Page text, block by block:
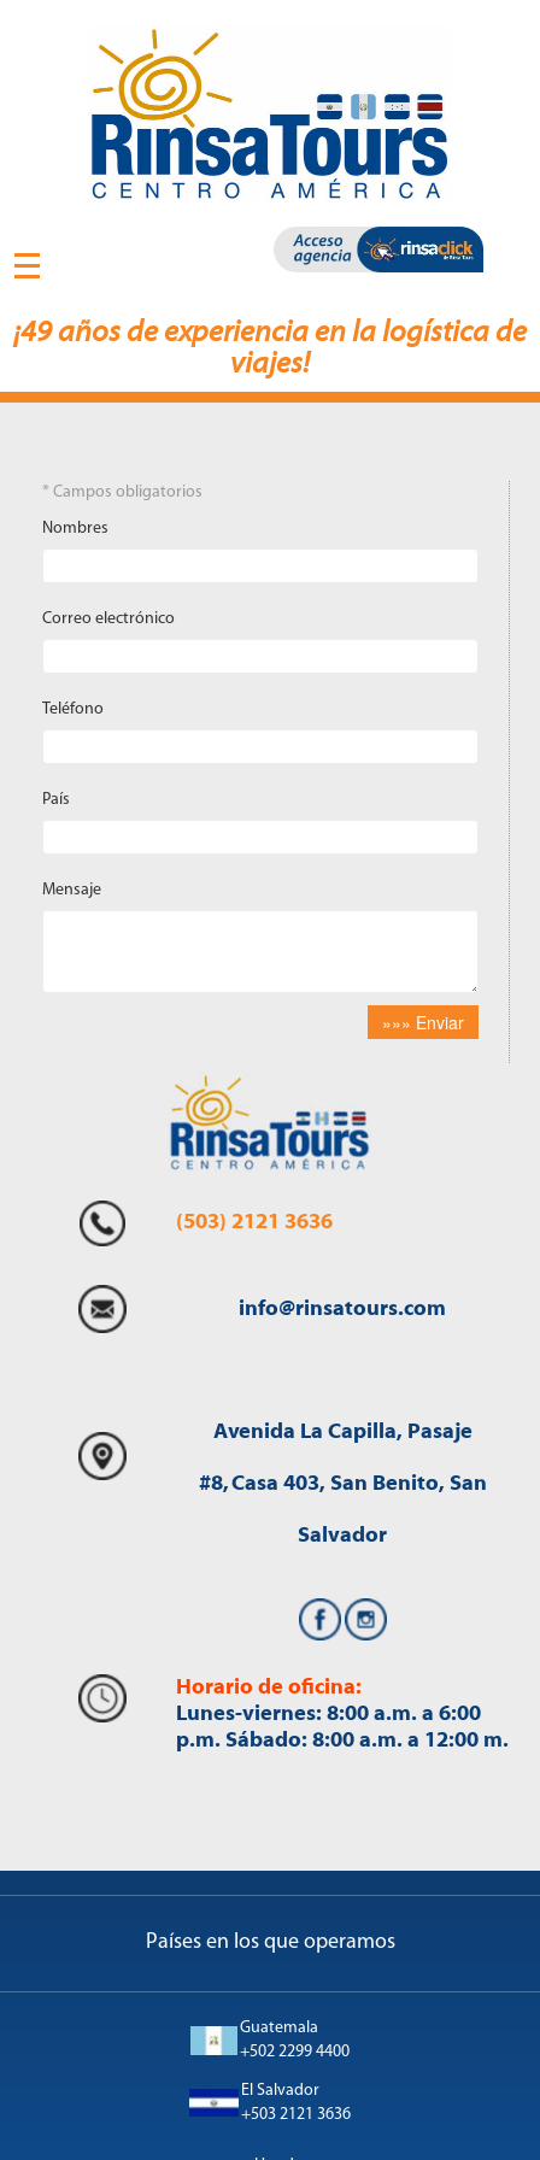
¡49 años de experiencia en la logística de
viajes!
* Campos obligatorios
Nombres
Correo electrónico
Teléfono
País
Mensaje
(503) 2121 3636
info@rinsatours.com
Avenida La Capilla, Pasaje
#8,Casa 403, San Benito, San
Salvador
Horario de oficina:
Lunes-viernes: 8:00 a.m. a 6:00
p.m. Sábado: 8:00 a.m. a 12:00 m.
Países en los que operamos
Guatemala
+502 2299 4400
El Salvador
+503 2121 3636